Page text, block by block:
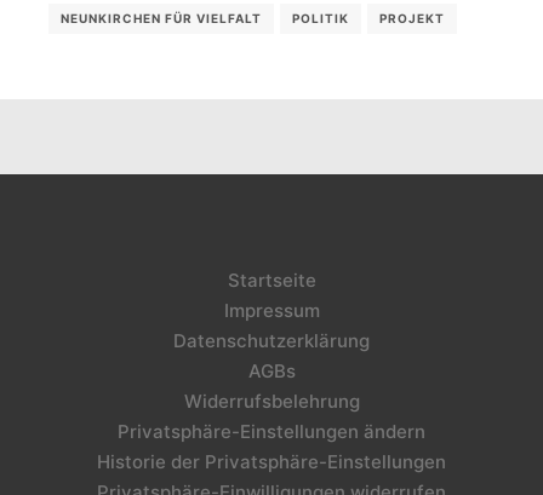
NEUNKIRCHEN FÜR VIELFALT POLITIK PROJEKT
Startseite
Impressum
Datenschutzerklärung
AGBs
Widerrufsbelehrung
Privatsphäre-Einstellungen ändern
Historie der Privatsphäre-Einstellungen